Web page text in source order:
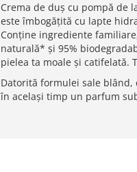
Crema de duș cu pompă de
este îmbogățită cu lapte
Conține ingrediente
naturală* și 95%
pielea ta moale și catifelată.
Datorită formulei sale
în același timp un parfum